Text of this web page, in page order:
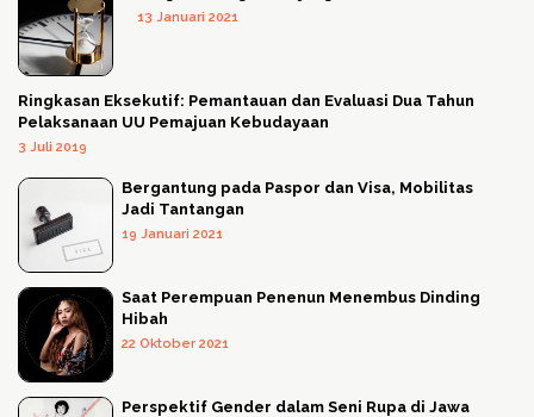
13 Januari 2021
Ringkasan Eksekutif: Pemantauan dan Evaluasi Dua Tahun
Pelaksanaan UU Pemajuan Kebudayaan
3 Juli 2019
Bergantung pada Paspor dan Visa, Mobilitas
Jadi Tantangan
19 Januari 2021
Saat Perempuan Penenun Menembus Dinding
Hibah
22 Oktober 2021
Perspektif Gender dalam Seni Rupa di Jawa